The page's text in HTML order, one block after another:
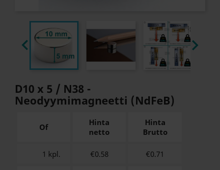
 
D10 x 5 / N38 -
Neodyymimagneetti (NdFeB)
Of
Hinta
netto
Hinta
Brutto
1 kpl. €0.58 €0.71